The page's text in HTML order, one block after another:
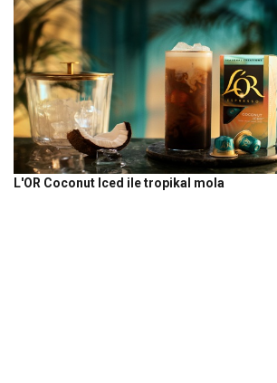
L'OR Coconut Iced ile tropikal mola